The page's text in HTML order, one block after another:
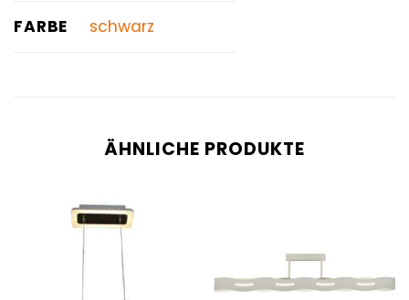
FARBE schwarz
ÄHNLICHE PRODUKTE